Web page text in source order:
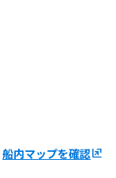
船内マップを確認ungroup